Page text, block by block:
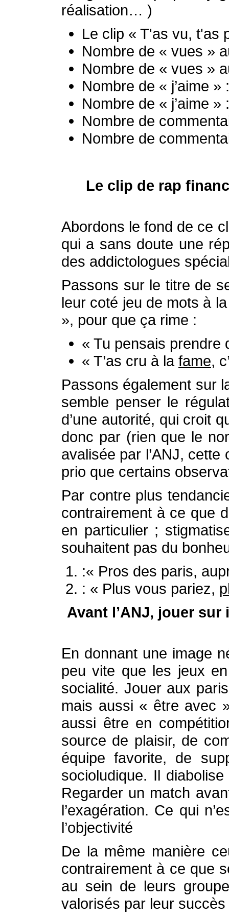
réalisation… )
Le clip « T'as vu, t'as
Nombre de « vues »
Nombre de « vues »
Nombre de « j’aime
Nombre de « j’aime
Nombre de
Nombre de
Le clip de rap
Abordons le fond de ce
qui a sans doute une
des addictologues
Passons sur le titre de
leur coté jeu de mots à
», pour que ça rime :
« Tu pensais prendre
« T’as cru à la fame,
Passons également sur
semble penser le
d’une autorité, qui croit
donc par (rien que le
avalisée par l’ANJ,
prio que certains
Par contre plus
contrairement à ce que
en particulier ;
souhaitent pas du
:« Pros des paris,
: « Plus vous pariez,
Avant l’ANJ, jouer
En donnant une image
peu vite que les jeux
socialité. Jouer aux
mais aussi « être avec
aussi être en
source de plaisir, de
équipe favorite, de
socioludique. Il
Regarder un match
l’exagération. Ce qui
l’objectivité
De la même manière
contrairement à ce que
au sein de leurs
valorisés par leur